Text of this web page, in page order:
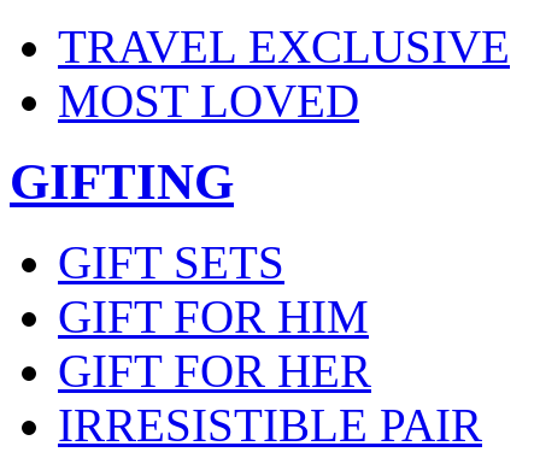
TRAVEL EXCLUSIVE
MOST LOVED
GIFTING
GIFT SETS
GIFT FOR HIM
GIFT FOR HER
IRRESISTIBLE PAIR